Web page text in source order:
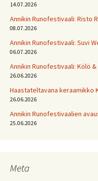
14.07.2026
Annikin Runofestivaali: Risto
08.07.2026
Annikin Runofestivaali: Suvi
06.07.2026
Annikin Runofestivaali: Kölö &
26.06.2026
Haastateltavana keraamikko
26.06.2026
Annikin Runofestivaalien
25.06.2026
Meta